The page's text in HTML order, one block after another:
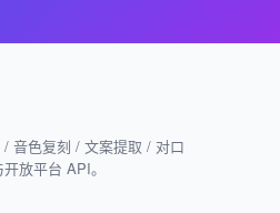
音色复刻 / 文案提取 / 对口
放平台 API。